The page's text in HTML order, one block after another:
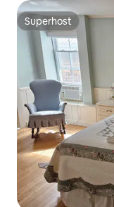
Superhost
Superhost